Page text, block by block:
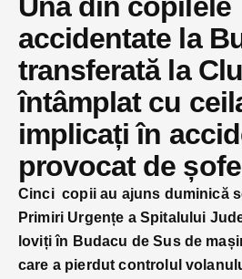
accidentate la
transferată la
întâmplat cu
implicați în
provocat de
Cinci copii au ajuns duminică
Primiri Urgențe a Spitalului
loviți în Budacu de Sus de
care a pierdut controlul